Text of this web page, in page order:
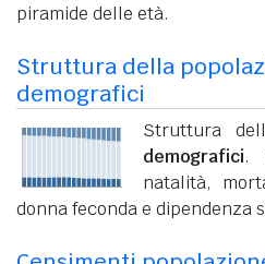
piramide delle età.
Struttura della
demografici
Struttura
demografici.
natalità,
donna feconda e dipendenza